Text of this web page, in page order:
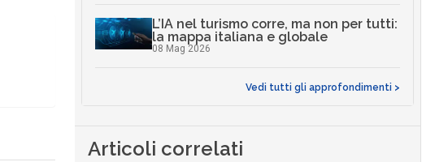
L’IA nel turismo corre, ma non per tutti:
la mappa italiana e globale
08 Mag 2026
Vedi tutti gli approfondimenti >
Articoli correlati